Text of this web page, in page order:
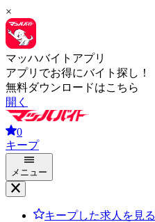
×
マッハバイトアプリ
アプリでお得にバイト探し！
無料ダウンロードはこちら
開く
0
キープ
メニュー
キープした求人を見る